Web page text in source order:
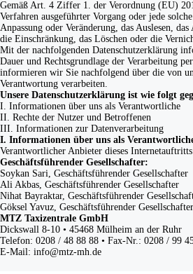
Gemäß Art. 4 Ziffer 1. der Verordnung (EU)
Verfahren ausgeführter Vorgang oder jede
Anpassung oder Veränderung, das Auslesen,
die Einschränkung, das Löschen oder die
Mit der nachfolgenden Datenschutzerklärung
Dauer und Rechtsgrundlage der Verarbeitung
informieren wir Sie nachfolgend über die von
Verantwortung verarbeiten.
Unsere Datenschutzerklärung ist wie folgt
I. Informationen über uns als Verantwortliche
II. Rechte der Nutzer und Betroffenen
III. Informationen zur Datenverarbeitung
I. Informationen über uns als
Verantwortlicher Anbieter dieses
Geschäftsführender Gesellschafter:
Soykan Sari, Geschäftsführender Gesellschafter
Ali Akbas, Geschäftsführender Gesellschafter
Nihat Bayraktar, Geschäftsführender
Göksel Yavuz, Geschäftsführender Gesellschafter
MTZ Taxizentrale GmbH
Dickswall 8-10 • 45468 Mülheim an der Ruhr
Telefon: 0208 / 48 88 88 • Fax-Nr.: 0208 / 99
E-Mail: info@mtz-mh.de